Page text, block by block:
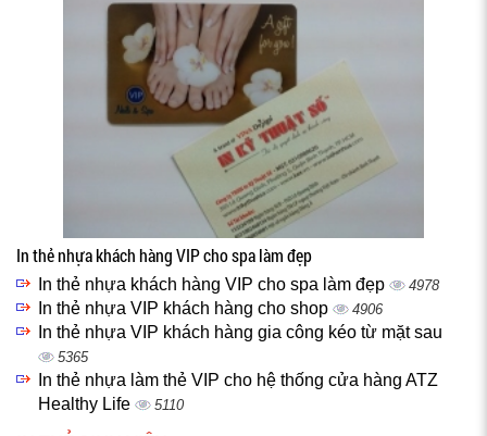
In thẻ nhựa khách hàng VIP cho spa làm đẹp
In thẻ nhựa khách hàng VIP cho spa làm đẹp 4978
In thẻ nhựa VIP khách hàng cho shop 4906
In thẻ nhựa VIP khách hàng gia công kéo từ mặt sau
5365
In thẻ nhựa làm thẻ VIP cho hệ thống cửa hàng ATZ
Healthy Life
5110